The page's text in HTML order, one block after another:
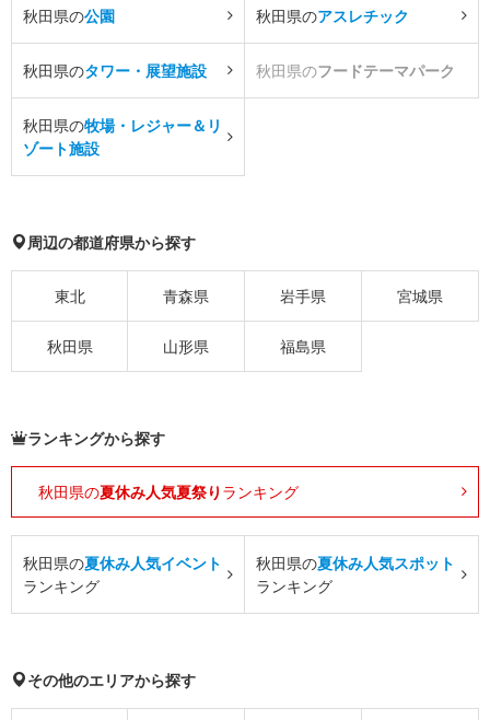
秋田県の公園 秋田県のアスレチック
秋田県のタワー・展望施設 秋田県のフードテーマパーク
秋田県の牧場・レジャー＆リ
ゾート施設
周辺の都道府県から探す
東北 青森県 岩手県 宮城県
秋田県 山形県 福島県
ランキングから探す
秋田県の夏休み人気夏祭り ランキング
秋田県の夏休み人気イベント
ランキング
秋田県の夏休み人気スポット
ランキング
その他のエリアから探す